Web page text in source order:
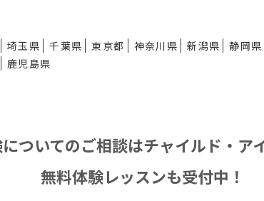
埼玉県 千葉県 東京都 神奈川県 新潟県 静岡県
鹿児島県
ついてのご相談はチャイルド・ア
無料体験レッスンも受付中！